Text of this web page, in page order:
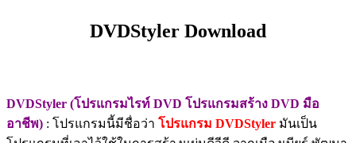
DVDStyler Download
DVDStyler (โปรแกรมไรท์ DVD โปรแกรมสร้าง DVD มือ
อาชีพ) : โปรแกรมนี้มีชื่อว่า โปรแกรม DVDStyler มันเป็น